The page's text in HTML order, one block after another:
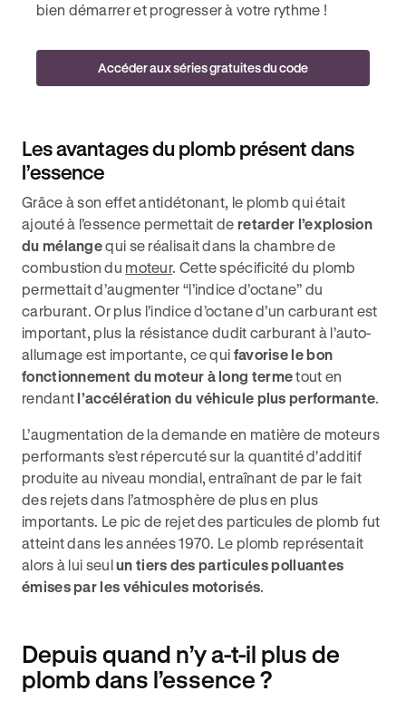
bien démarrer et progresser à votre rythme !
Accéder aux séries gratuites du code
Les avantages du plomb présent dans
l’essence
Grâce à son effet antidétonant, le plomb qui était
ajouté à l’essence permettait de retarder l’explosion
du mélangequi se réalisait dans la chambre de
combustion du moteur. Cette spécificité du plomb
permettait d’augmenter “l’indice d’octane” du
carburant. Or plus l’indice d’octane d’un carburant est
important, plus la résistance dudit carburant à l’auto-
allumage est importante, ce qui favorise le bon
fonctionnement du moteur à long termetout en
rendantl’accélération du véhicule plus performante.
L’augmentation de la demande en matière de moteurs
performants s’est répercuté sur la quantité d'additif
produite au niveau mondial, entraînant de par le fait
des rejets dans l’atmosphère de plus en plus
importants. Le pic de rejet des particules de plomb fut
atteint dans les années 1970. Le plomb représentait
alors à lui seulun tiers des particules polluantes
émises par les véhicules motorisés.
Depuis quand n’y a-t-il plus de
plomb dans l’essence ?